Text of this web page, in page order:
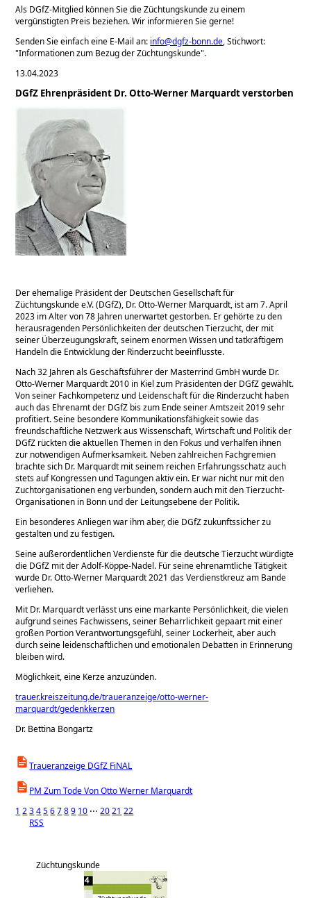
Als DGfZ-Mitglied können Sie die Züchtungskunde zu einem
vergünstigten Preis beziehen. Wir informieren Sie gerne!
Senden Sie einfach eine E-Mail an: info@dgfz-bonn.de, Stichwort:
Informationen zum Bezug der Züchtungskunde .
13.04.2023
DGfZ Ehrenpräsident Dr. Otto-Werner Marquardt verstorben
Der ehemalige Präsident der Deutschen Gesellschaft für
Züchtungskunde e.V. (DGfZ), Dr. Otto-Werner Marquardt, ist am 7. April
2023 im Alter von 78 Jahren unerwartet gestorben. Er gehörte zu den
herausragenden Persönlichkeiten der deutschen Tierzucht, der mit
seiner Überzeugungskraft, seinem enormen Wissen und tatkräftigem
Handeln die Entwicklung der Rinderzucht beeinflusste.
Nach 32 Jahren als Geschäftsführer der Masterrind GmbH wurde Dr.
Otto-Werner Marquardt 2010 in Kiel zum Präsidenten der DGfZ gewählt.
Von seiner Fachkompetenz und Leidenschaft für die Rinderzucht haben
auch das Ehrenamt der DGfZ bis zum Ende seiner Amtszeit 2019 sehr
profitiert. Seine besondere Kommunikationsfähigkeit sowie das
freundschaftliche Netzwerk aus Wissenschaft, Wirtschaft und Politik der
DGfZ rückten die aktuel­len Themen in den Fokus und verhalfen ihnen
zur notwendigen Aufmerksamkeit. Neben zahlreichen Fachgremien
brachte sich Dr. Marquardt mit seinem reichen Erfahrungs­schatz auch
stets auf Kongressen und Tagungen aktiv ein. Er war nicht nur mit den
Zucht­organisationen eng verbunden, sondern auch mit den Tierzucht-
Organisationen in Bonn und der Leitungsebene der Politik.
Ein besonderes Anliegen war ihm aber, die DGfZ zukunftssicher zu
gestalten und zu festigen.
Seine außerordentlichen Verdienste für die deutsche Tierzucht würdigte
die DGfZ mit der Adolf-Köppe-Nadel. Für seine ehrenamtliche Tätigkeit
wurde Dr. Otto-Werner Marquardt 2021 das Verdienstkreuz am Bande
verliehen.
Mit Dr. Marquardt verlässt uns eine markante Persönlichkeit, die vielen
aufgrund seines Fachwissens, seiner Beharrlichkeit gepaart mit einer
großen Portion Verantwortungsge­fühl, seiner Lockerheit, aber auch
durch seine leidenschaftlichen und emotionalen De­batten in Erinnerung
bleiben wird.
Möglichkeit, eine Kerze anzuzünden.
trauer.kreiszeitung.de/traueranzeige/otto-werner-
marquardt/gedenkkerzen
Dr. Bettina Bongartz
Traueranzeige DGfZ FiNAL
PM Zum Tode Von Otto Werner Marquardt
1 23456789 10 ⋅⋅⋅2021 22
RSS
Züchtungskunde